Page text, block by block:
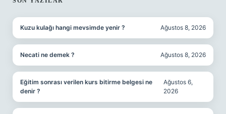
SIDEBAR
Kuzu kulağı hangi mevsimde yenir ? Ağustos 8, 2026
Necati ne demek ? Ağustos 8, 2026
Eğitim sonrası verilen kurs bitirme belgesi ne
denir ?
Ağustos 6,
2026